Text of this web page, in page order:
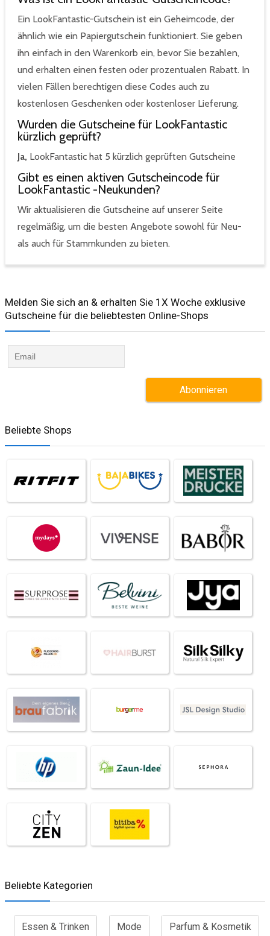
Ein LookFantastic-Gutschein ist ein Geheimcode, der
ähnlich wie ein Papiergutschein funktioniert. Sie geben
ihn einfach in den Warenkorb ein, bevor Sie bezahlen,
und erhalten einen festen oder prozentualen Rabatt. In
vielen Fällen berechtigen diese Codes auch zu
kostenlosen Geschenken oder kostenloser Lieferung.
Wurden die Gutscheine für LookFantastic
kürzlich geprüft?
Ja, LookFantastic hat 5 kürzlich geprüften Gutscheine
Gibt es einen aktiven Gutscheincode für
LookFantastic -Neukunden?
Wir aktualisieren die Gutscheine auf unserer Seite
regelmäßig, um die besten Angebote sowohl für Neu-
als auch für Stammkunden zu bieten.
Melden Sie sich an & erhalten Sie 1X Woche exklusive
Gutscheine für die beliebtesten Online-Shops​
Beliebte Shops
Beliebte Kategorien
Essen & Trinken Mode Parfum & Kosmetik